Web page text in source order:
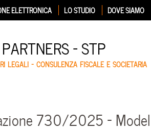
ELETTRONICA LO STUDIO DOVE SIAMO
– STP
LEGALI – CONSULENZA FISCALE E SOCIETARIA
730/2025 –